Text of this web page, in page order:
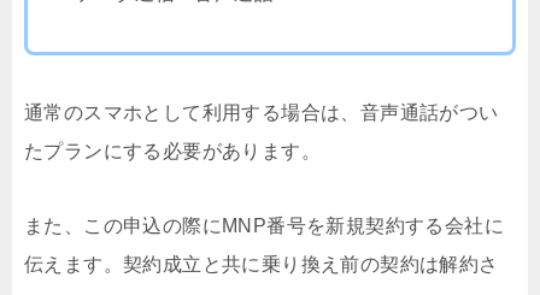
通常のスマホとして利用する場合は、音声通話がつい
たプランにする必要があります。
また、この申込の際にMNP番号を新規契約する会社に
伝えます。契約成立と共に乗り換え前の契約は解約さ